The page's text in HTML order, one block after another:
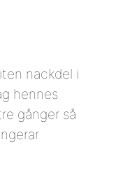
nackdel i
hennes
gånger så